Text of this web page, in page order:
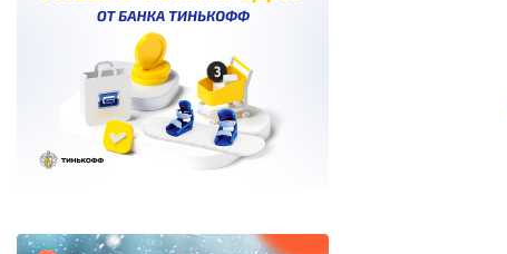
Сертификаты и подарки
Яхтенная одежда